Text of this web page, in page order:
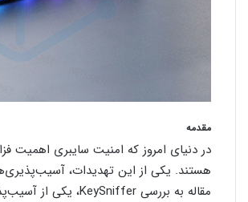
مقدمه
در دنیای امروز که امنیت سایبری اهمیت
هستند. یکی از این تهدیدات،
مقاله به بررسی KeySniffer، یکی از آسیب‌پذیری‌های کیبورد، و روش‌های مقابله با آن خواهیم پرداخت.